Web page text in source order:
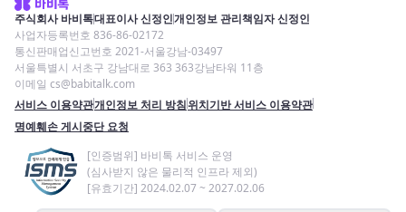
주식회사 바비톡대표이사 신정인개인정보 관리책임자 신정인
사업자등록번호 836-86-02172
통신판매업신고번호 2021-서울강남-03497
서울특별시 서초구 강남대로 363 363강남타워 11층
이메일 cs@babitalk.com
서비스 이용약관개인정보 처리 방침위치기반 서비스 이용약관
명예훼손 게시중단 요청
[인증범위] 바비톡 서비스 운영
(심사받지 않은 물리적 인프라 제외)
[유효기간] 2024.02.07 ~ 2027.02.06